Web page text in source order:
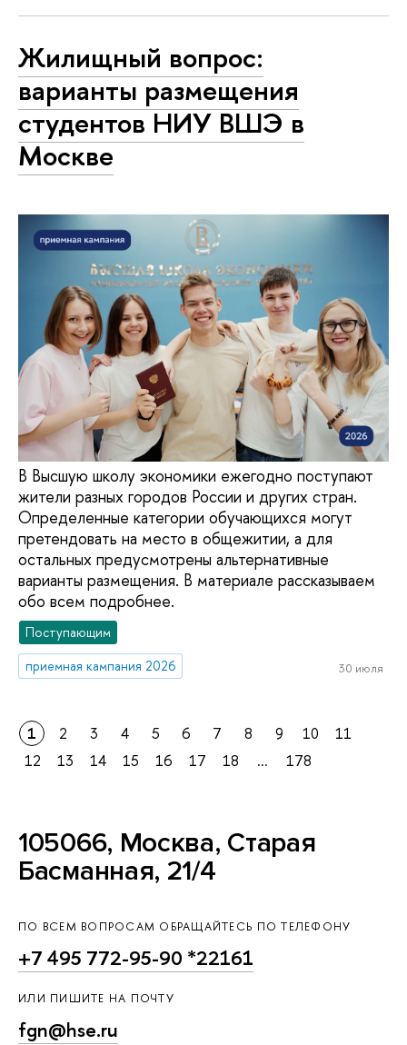
Жилищный вопрос:
варианты размещения
студентов НИУ ВШЭ в
Москве
В Высшую школу экономики ежегодно поступают
жители разных городов России и других стран.
Определенные категории обучающихся могут
претендовать на место в общежитии, а для
остальных предусмотрены альтернативные
варианты размещения. В материале рассказываем
обо всем подробнее.
Поступающим
приемная кампания 2026
30 июля
1 2 3 4 5 6 7 8 9 10
11
12
13 14 15 16 17 18 ... 178
105066, Москва, Старая
Басманная, 21/4
ПО ВСЕМ ВОПРОСАМ ОБРАЩАЙТЕСЬ ПО ТЕЛЕФОНУ
+7 495 772-95-90 *22161
ИЛИ ПИШИТЕ НА ПОЧТУ
fgn@hse.ru